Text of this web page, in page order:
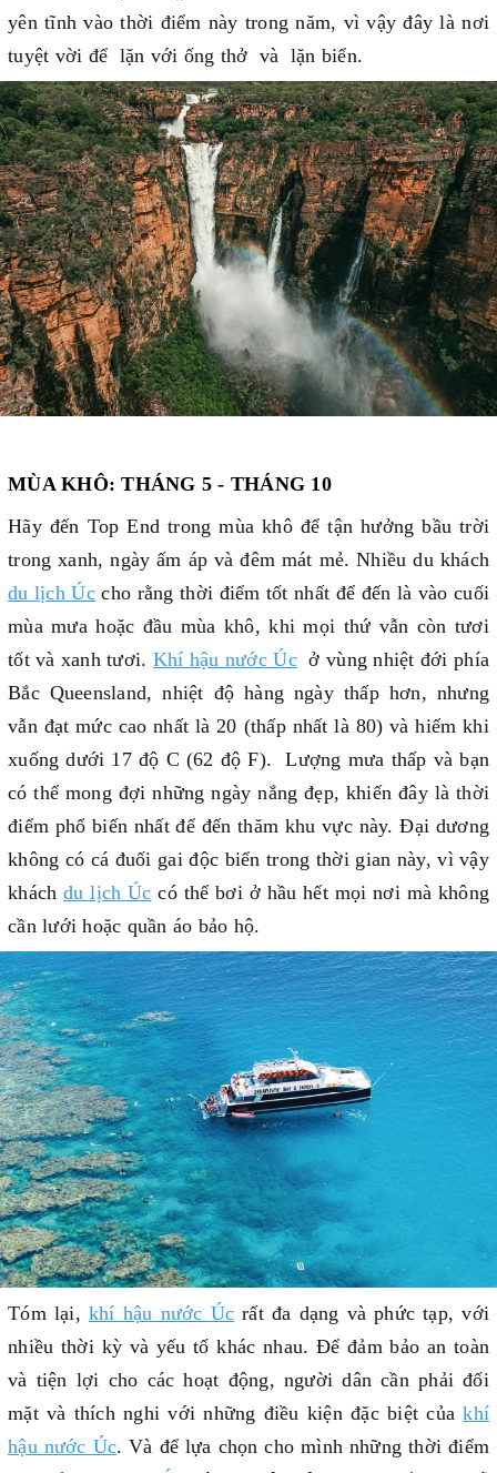
yên tĩnh vào thời điểm này trong năm, vì vậy đây là nơi
tuyệt vời để lặn với ống thở và lặn biển.
MÙA KHÔ: THÁNG 5 - THÁNG 10
Hãy đến Top End trong mùa khô để tận hưởng bầu trời
trong xanh, ngày ấm áp và đêm mát mẻ. Nhiều du khách
du lịch Úccho rằng thời điểm tốt nhất để đến là vào cuối
mùa mưa hoặc đầu mùa khô, khi mọi thứ vẫn còn tươi
tốt và xanh tươi. Khí hậu nước Úcở vùng nhiệt đới phía
Bắc Queensland, nhiệt độ hàng ngày thấp hơn, nhưng
vẫn đạt mức cao nhất là 20 (thấp nhất là 80) và hiếm khi
xuống dưới 17 độ C (62 độ F). Lượng mưa thấp và bạn
có thể mong đợi những ngày nắng đẹp, khiến đây là thời
điểm phổ biến nhất để đến thăm khu vực này. Đại dương
không có cá đuối gai độc biển trong thời gian này, vì vậy
khách du lịch Úc có thể bơi ở hầu hết mọi nơi mà không
cần lưới hoặc quần áo bảo hộ.
Tóm lại, khí hậu nước Úc rất đa dạng và phức tạp, với
nhiều thời kỳ và yếu tố khác nhau. Để đảm bảo an toàn
và tiện lợi cho các hoạt động, người dân cần phải đối
mặt và thích nghi với những điều kiện đặc biệt củakhí
hậu nước Úc. Và để lựa chọn cho mình những thời điểm